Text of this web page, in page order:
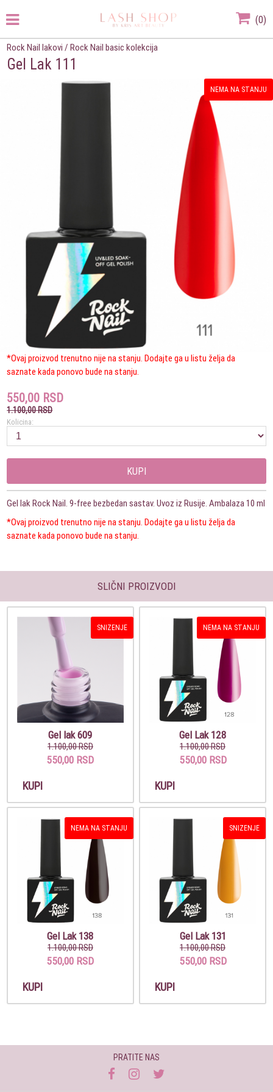
(0)
Rock Nail lakovi /Rock Nail basic kolekcija
Gel Lak 111
NEMA NA STANJU
*Ovaj proizvod trenutno nije na stanju. Dodajte ga u listu želja da
saznate kada ponovo bude na stanju.
550,00 RSD
1.100,00 RSD
Kolicina:
KUPI
Gel lak Rock Nail. 9-free bezbedan sastav. Uvoz iz Rusije. Ambalaza 10 ml
*Ovaj proizvod trenutno nije na stanju. Dodajte ga u listu želja da
saznate kada ponovo bude na stanju.
SLIČNI PROIZVODI
SNIZENJE
Gel lak 609
1.100,00 RSD
550,00 RSD
KUPI
NEMA NA STANJU
Gel Lak 128
1.100,00 RSD
550,00 RSD
KUPI
NEMA NA STANJU
Gel Lak 138
1.100,00 RSD
550,00 RSD
KUPI
SNIZENJE
Gel Lak 131
1.100,00 RSD
550,00 RSD
KUPI
PRATITE NAS